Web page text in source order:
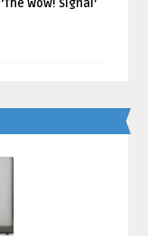
Wow! Signal’